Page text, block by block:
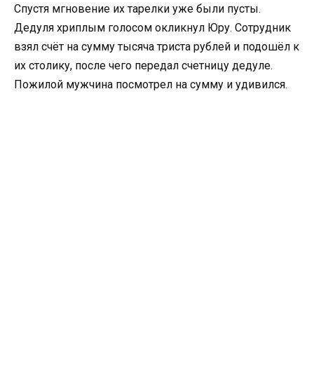
Спустя мгновение их тарелки уже были пусты.
Дедуля хриплым голосом окликнул Юру. Сотрудник
взял счёт на сумму тысяча триста рублей и подошёл к
их столику, после чего передал счетницу дедуле.
Пожилой мужчина посмотрел на сумму и удивился.